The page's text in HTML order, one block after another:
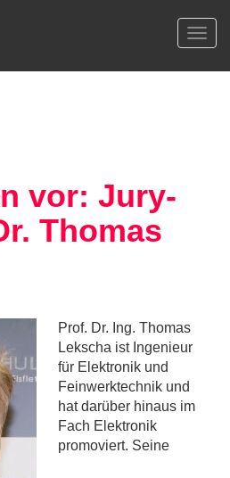
vor: Jury-
Thomas
Prof. Dr. Ing. Thomas
Lekscha ist Ingenieur
für Elektronik und
Feinwerktechnik und
hat darüber hinaus im
Fach Elektronik
promoviert. Seine